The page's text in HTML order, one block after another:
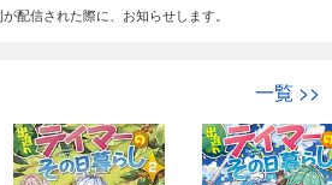
配信された際に、お知らせします。
一覧 >>